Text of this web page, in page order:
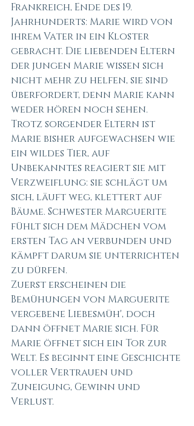
Frankreich, Ende des 19.
Jahrhunderts: Marie wird von
ihrem Vater in ein Kloster
gebracht. Die liebenden Eltern
der jungen Marie wissen sich
nicht mehr zu helfen, sie sind
überfordert, denn Marie kann
weder hören noch sehen.
Trotz sorgender Eltern ist
Marie bisher aufgewachsen wie
ein wildes Tier, auf
Unbekanntes reagiert sie mit
Verzweiflung: sie schlägt um
sich, läuft weg, klettert auf
Bäume. Schwester Marguerite
fühlt sich dem Mädchen vom
ersten Tag an verbunden und
kämpft darum sie unterrichten
zu dürfen.
Zuerst erscheinen die
Bemühungen von Marguerite
vergebene Liebesmüh', doch
dann öffnet Marie sich. Für
Marie öffnet sich ein Tor zur
Welt. Es beginnt eine Geschichte
voller Vertrauen und
Zuneigung, Gewinn und
Verlust.